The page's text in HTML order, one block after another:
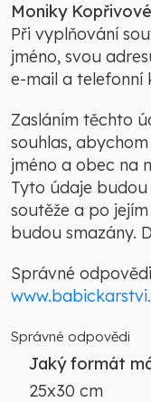
Moniky Kopřivové
Při vyplňování
jméno, svou
e-mail a telefonní
Zasláním těchto
souhlas,
jméno a obec na
Tyto údaje
soutěže a po
budou smazány.
Správné
Správné odpovědi
Jaký formát
25x30 cm